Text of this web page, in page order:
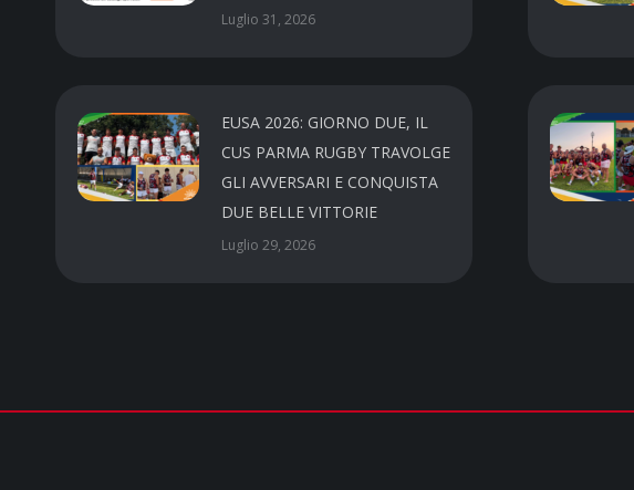
Luglio 31, 2026
EUSA 2026: GIORNO DUE, IL
CUS PARMA RUGBY TRAVOLGE
GLI AVVERSARI E CONQUISTA
DUE BELLE VITTORIE
Luglio 29, 2026